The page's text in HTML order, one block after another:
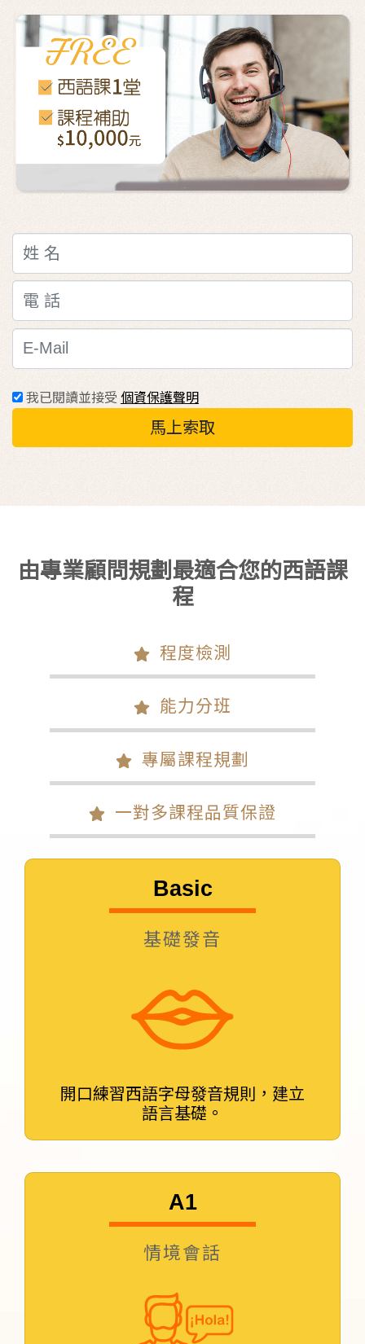
我已閱讀並接受 個資保護聲明
馬上索取
由專業顧問規劃最適合您的西語課
程
程度檢測
能力分班
專屬課程規劃
一對多課程品質保證
Basic
基礎發音
開口練習西語字母發音規則，建立
語言基礎。
A1
情境會話